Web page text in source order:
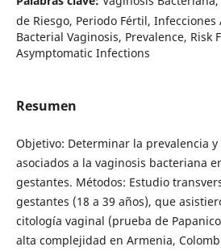
de Riesgo, Periodo Fértil, Infecciones
Bacterial Vaginosis, Prevalence, Risk
Asymptomatic Infections
Resumen
Objetivo: Determinar la prevalencia
asociados a la vaginosis bacteriana
gestantes. Métodos: Estudio
gestantes (18 a 39 años), que
citología vaginal (prueba de
alta complejidad en Armenia,